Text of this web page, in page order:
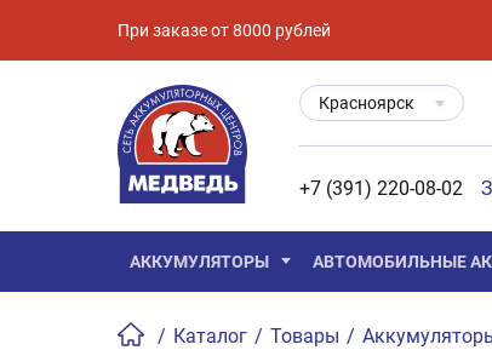
При заказе от 8000 рублей
Красноярск
+7 (391) 220-08-02
АККУМУЛЯТОРЫ АВТОМОБИЛЬНЫЕ
/ Каталог / Товары /